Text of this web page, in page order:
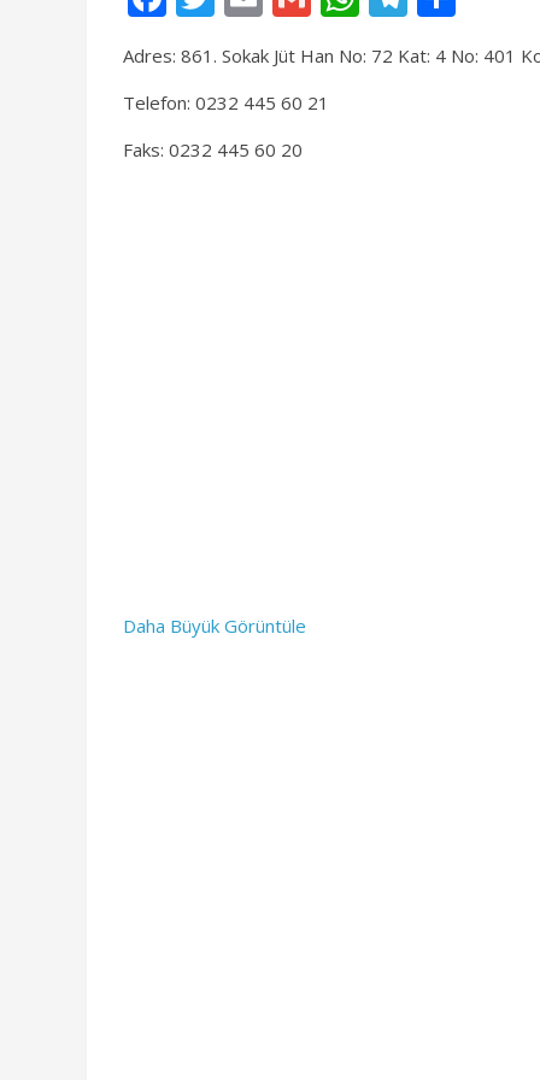
e
b
o
w
itt
er
ai
l
ai
l
at e yl
Adres: 861. Sokak Jüt Han No: 72 Kat: 4 No: 401
Telefon: 0232 445 60 21
Faks: 0232 445 60 20
Daha Büyük Görüntüle